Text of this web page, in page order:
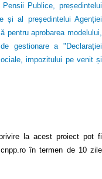
Publice, președintelui
și al președintelui Agenției
pentru aprobarea modelului,
gestionare a "Declarației
impozitului pe venit și
la acest proiect pot fi
în termen de 10 zile